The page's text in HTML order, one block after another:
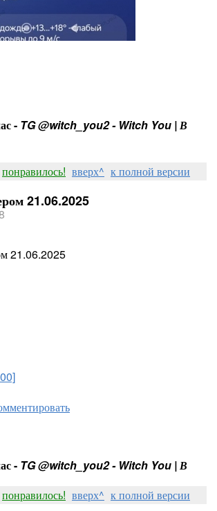
- TG @witch_you2 - Witch You | В
понравилось! вверх^ к полной версии
21.06.2025
21.06.2025
- TG @witch_you2 - Witch You | В
понравилось! вверх^ к полной версии